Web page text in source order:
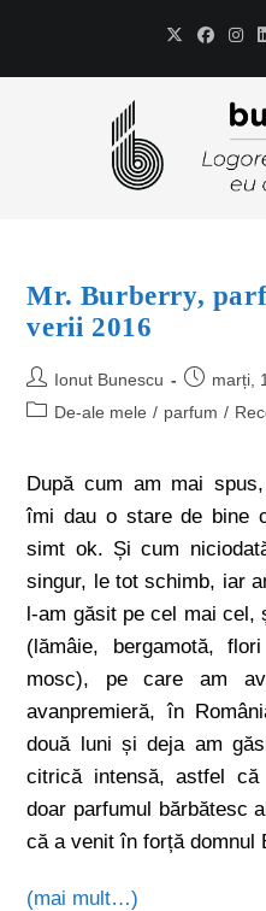
Mr. Burberry,
verii 2016
Ionut Bunescu
marți,
De-ale mele / parfum /
După cum am mai
îmi dau o stare de bine
simt ok. Și cum
singur, le tot schimb, iar
l-am găsit pe cel mai cel,
(lămâie, bergamotă,
mosc), pe care am
avanpremieră, în
două luni și deja am
citrică intensă, astfel
doar parfumul bărbătesc
că a venit în forță domnul
(mai mult…)